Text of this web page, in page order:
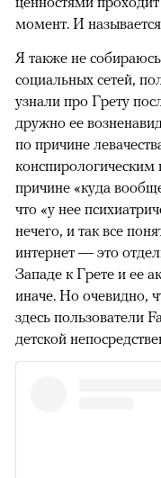
момент. И
00:00 /
Я также не
социальных сетей,
узнали про Грету
дружно ее
по причине
конспирологическим
причине «куда
что «у нее
нечего, и так все
интернет — это
Западе к Грете и ее
иначе. Но очевидно,
здесь пользователи
детской